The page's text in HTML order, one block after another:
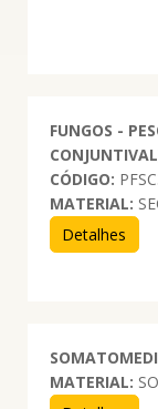
FUNGOS -
CÓDIGO:
MATERIAL:
Detalhes
MATERIAL: